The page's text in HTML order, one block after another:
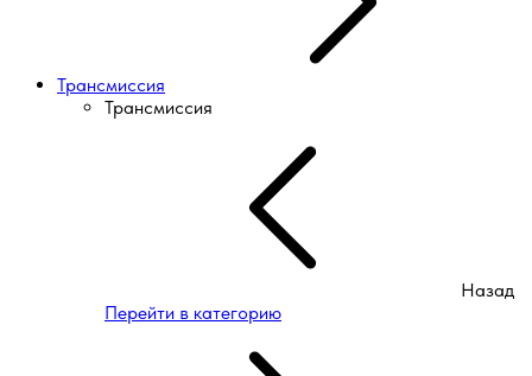
Трансмиссия
Трансмиссия
Назад
Перейти в категорию